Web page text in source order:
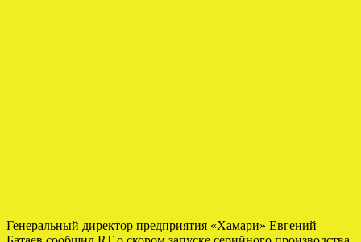
Генеральный директор предприятия «Хамари» Евгений